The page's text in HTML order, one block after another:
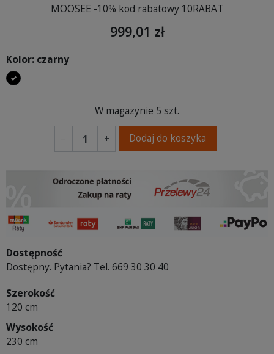
MOOSEE -10% kod rabatowy 10RABAT
999,01 zł
Kolor: czarny
czarny
W magazynie 5 szt.
− + Dodaj do koszyka
Dostępność
Dostępny. Pytania? Tel. 669 30 30 40
Szerokość
120 cm
Wysokość
230 cm